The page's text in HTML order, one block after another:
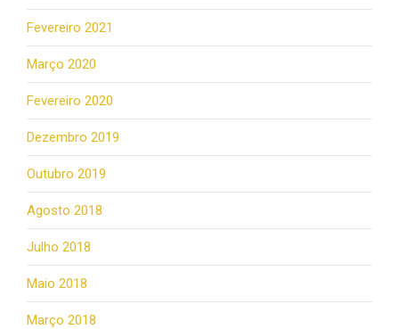
Fevereiro 2021
Março 2020
Fevereiro 2020
Dezembro 2019
Outubro 2019
Agosto 2018
Julho 2018
Maio 2018
Março 2018